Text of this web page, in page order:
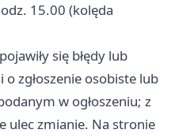
15.00 (kolęda
się błędy lub
zgłoszenie osobiste lub
w ogłoszeniu; z
ulec zmianie. Na stronie